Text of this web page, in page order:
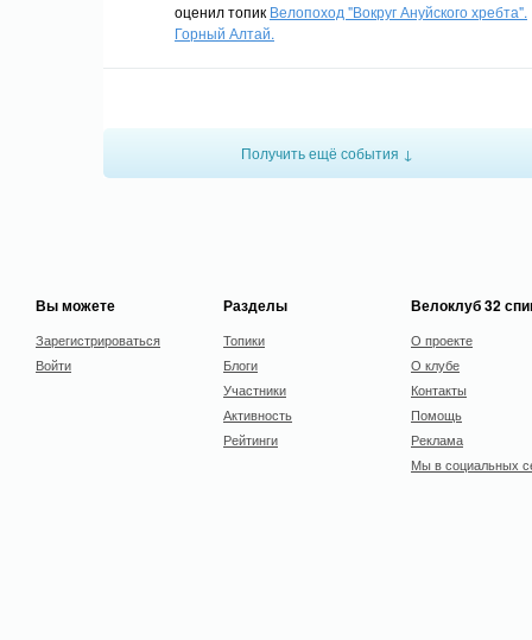
оценил топик Велопоход "Вокруг Ануйского хребта".
Горный Алтай.
Получить ещё события ↓
Вы можете
Зарегистрироваться
Войти
Разделы
Топики
Блоги
Участники
Активность
Рейтинги
Велоклуб 32
О проекте
О клубе
Контакты
Помощь
Реклама
Мы в социальных